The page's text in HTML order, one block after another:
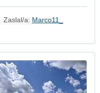
Zaslal/a: Marco11_